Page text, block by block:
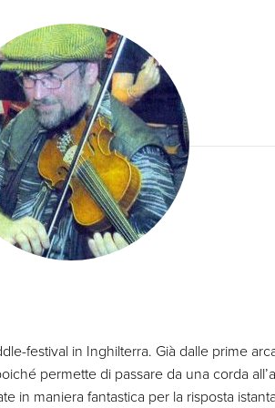
festival in Inghilterra. Già dalle prime
permette di passare da una corda
in maniera fantastica per la risposta